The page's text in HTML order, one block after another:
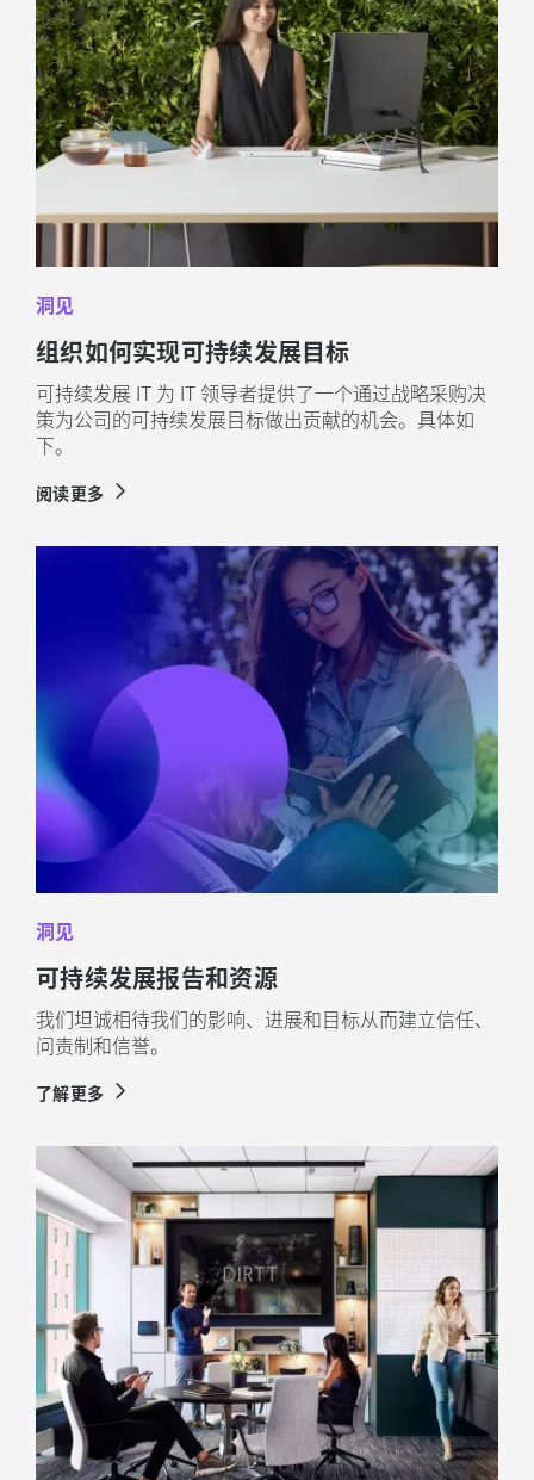
洞见
组织如何实现可持续发展目标
可持续发展 IT 为 IT 领导者提供了一个通过战略采购决
策为公司的可持续发展目标做出贡献的机会。具体如
下。
阅读更多
洞见
可持续发展报告和资源
我们坦诚相待我们的影响、进展和目标从而建立信任、
问责制和信誉。
了解更多